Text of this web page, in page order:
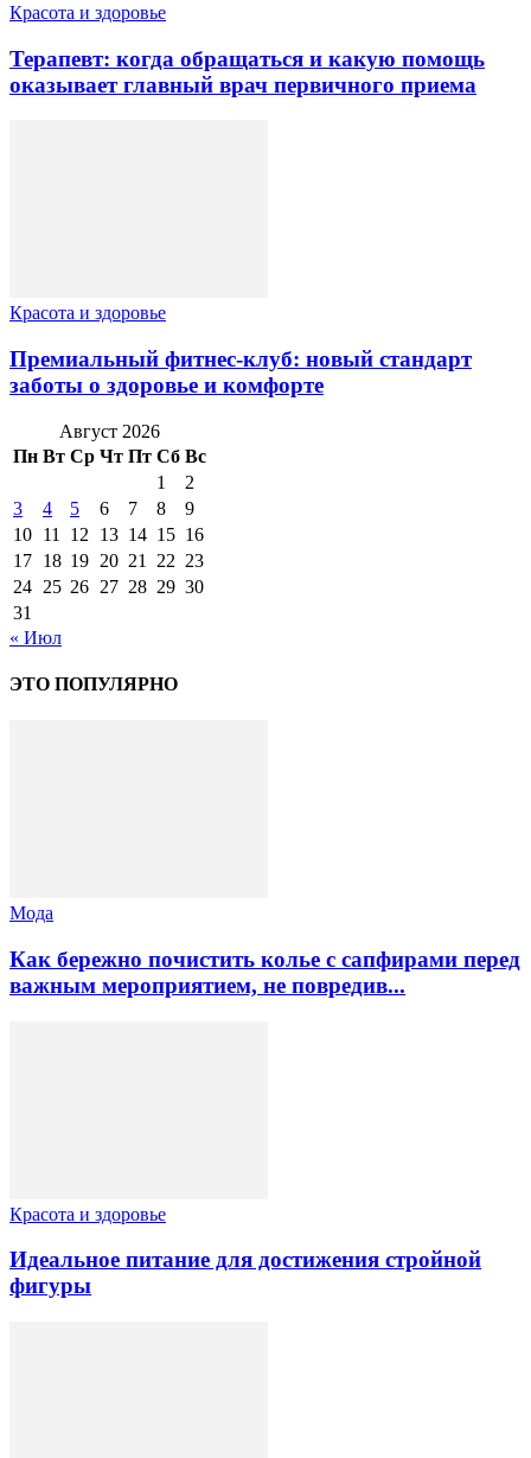
Красота и здоровье
Терапевт: когда обращаться и какую помощь
оказывает главный врач первичного приема
Красота и здоровье
Премиальный фитнес-клуб: новый стандарт
заботы о здоровье и комфорте
Август 2026
Пн Вт Ср Чт Пт Сб Вс
1
2
3
4 5 6 7 8
9
10 11 12 13 14 15 16
17 18 19 20 21 22 23
24 25 26 27 28 29 30
31
« Июл
ЭТО ПОПУЛЯРНО
Мода
Как бережно почистить колье с сапфирами перед
важным мероприятием, не повредив...
Красота и здоровье
Идеальное питание для достижения стройной
фигуры